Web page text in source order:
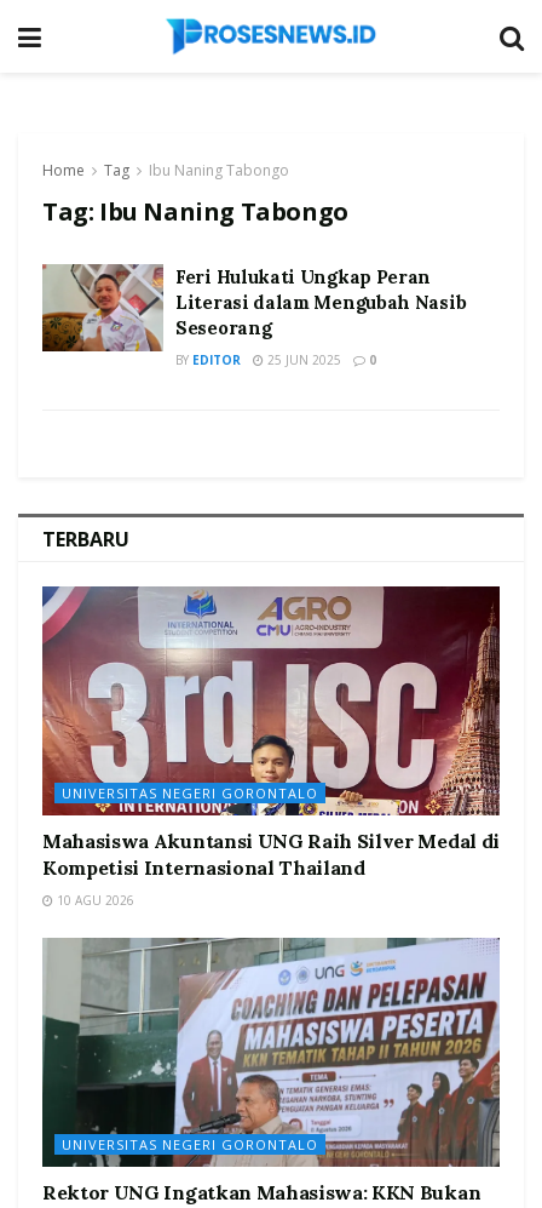
Home Tag Ibu Naning Tabongo
Tag: Ibu Naning Tabongo
Feri Hulukati Ungkap Peran
Literasi dalam Mengubah Nasib
Seseorang
BY EDITOR 25 JUN 2025 0
TERBARU
UNIVERSITAS NEGERI GORONTALO
Mahasiswa Akuntansi UNG Raih Silver Medal di
Kompetisi Internasional Thailand
10 AGU 2026
UNIVERSITAS NEGERI GORONTALO
Rektor UNG Ingatkan Mahasiswa: KKN Bukan